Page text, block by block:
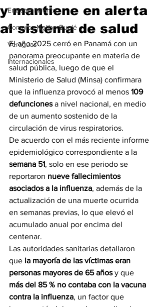
Entretenimiento
Comarca Ngäbe-Buglé
Veraguas
Internacionales
y mantiene en alerta
al sistema de salud
El año 2025 cerró en Panamá con un
panorama preocupante en materia de
salud pública, luego de que el
Ministerio de Salud (Minsa) confirmara
que la influenza provocó al menos 109
defunciones a nivel nacional, en medio
de un aumento sostenido de la
circulación de virus respiratorios.
De acuerdo con el más reciente informe
epidemiológico correspondiente a la
semana 51, solo en ese periodo se
reportaron nueve fallecimientos
asociados a la influenza, además de la
actualización de una muerte ocurrida
en semanas previas, lo que elevó el
acumulado anual por encima del
centenar.
Las autoridades sanitarias detallaron
que la mayoría de las víctimas eran
personas mayores de 65 años y que
más del 85 % no contaba con la vacuna
contra la influenza, un factor que